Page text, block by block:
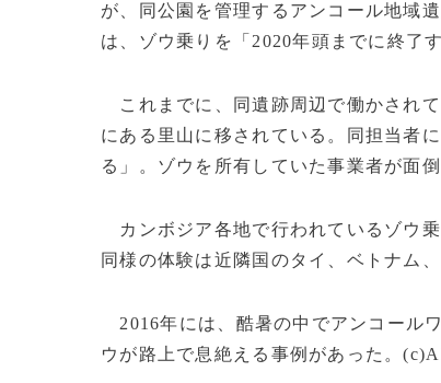
が、同公園を管理するアンコール地域
は、ゾウ乗りを「2020年頭までに終了
これまでに、同遺跡周辺で働かされ
にある里山に移されている。同担当者
る」。ゾウを所有していた事業者が面倒
カンボジア各地で行われているゾウ
同様の体験は近隣国のタイ、ベトナム
2016年には、酷暑の中でアンコール
ウが路上で息絶える事例があった。